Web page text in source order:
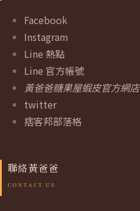
Facebook
Instagram
Line 熱點
Line 官方帳號
黃爸爸糖果屋蝦皮官方網店
twitter
痞客邦部落格
聯絡黃爸爸